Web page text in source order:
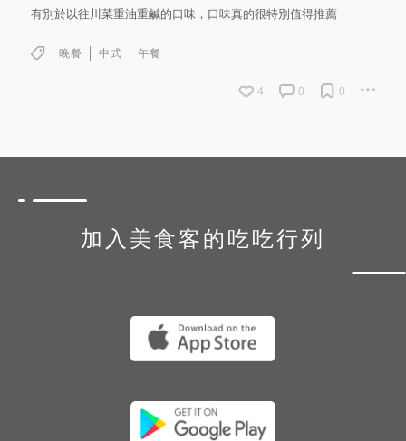
有別於以往川菜重油重鹹的口味，口味真的很特別值得推薦
晚餐 中式 午餐
4 0 0
加入美食客的吃吃行列